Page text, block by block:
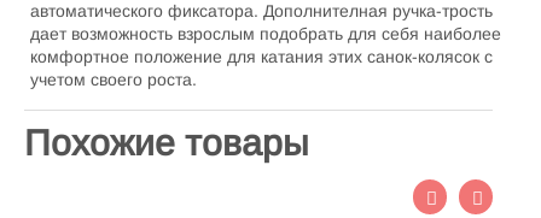
автоматического фиксатора. Дополнителная ручка-трость
дает возможность взрослым подобрать для себя наиболее
комфортное положение для катания этих санок-колясок с
учетом своего роста.
Похожие товары